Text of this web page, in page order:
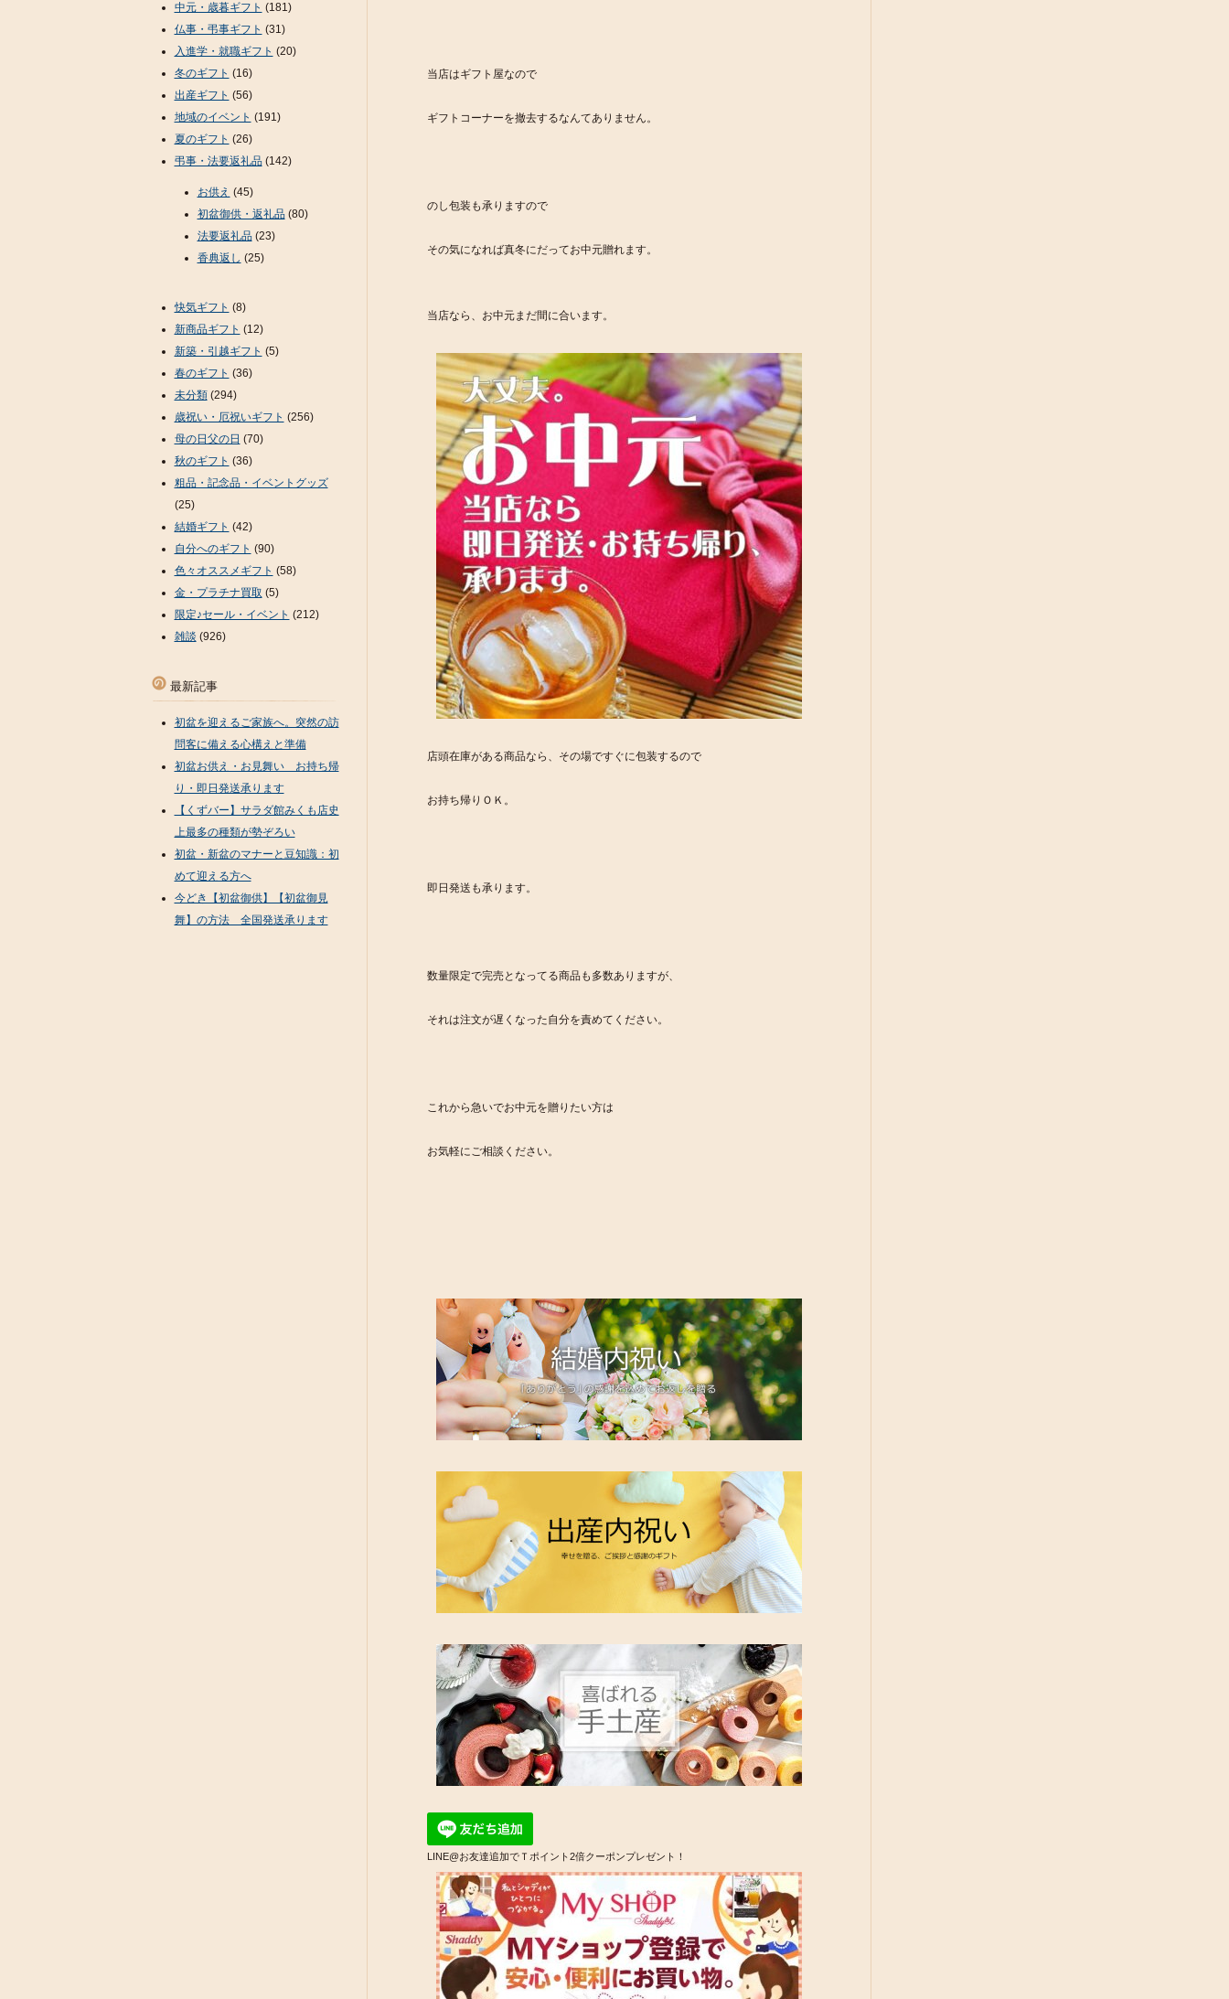
当店はギフト屋なので
ギフトコーナーを撤去するなんてありません。
のし包装も承りますので
その気になれば真冬にだってお中元贈れます。
当店なら、お中元まだ間に合います。
店頭在庫がある商品なら、その場ですぐに包装するので
お持ち帰りＯＫ。
即日発送も承ります。
数量限定で完売となってる商品も多数ありますが、
それは注文が遅くなった自分を責めてください。
これから急いでお中元を贈りたい方は
お気軽にご相談ください。
LINE@お友達追加でＴポイント2倍クーポンプレゼント！
中元・歳暮ギフト (181)
仏事・弔事ギフト (31)
入進学・就職ギフト (20)
冬のギフト (16)
出産ギフト (56)
地域のイベント (191)
夏のギフト (26)
弔事・法要返礼品(142)
お供え (45)
初盆御供・返礼品(80)
法要返礼品(23)
香典返し (25)
快気ギフト (8)
新商品ギフト (12)
新築・引越ギフト (5)
春のギフト (36)
未分類(294)
歳祝い・厄祝いギフト (256)
母の日父の日 (70)
秋のギフト (36)
粗品・記念品・イベントグッズ
(25)
結婚ギフト (42)
自分へのギフト (90)
色々オススメギフト (58)
金・プラチナ買取 (5)
限定♪セール・イベント (212)
雑談 (926)
最新記事
初盆を迎えるご家族へ。突然の訪
問客に備える心構えと準備
初盆お供え・お見舞い お持ち帰
り・即日発送承ります
【くずバー】サラダ館みくも店史
上最多の種類が勢ぞろい
初盆・新盆のマナーと豆知識：初
めて迎える方へ
今どき【初盆御供】【初盆御見
舞】の方法 全国発送承ります